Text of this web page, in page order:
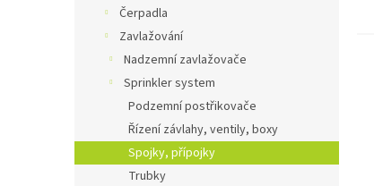
Čerpadla
Zavlažování
Nadzemní zavlažovače
Sprinkler system
Podzemní postřikovače
Řízení závlahy, ventily, boxy
Spojky, přípojky
Trubky